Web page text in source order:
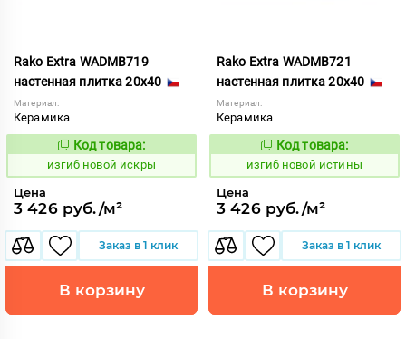
Rako Extra WADMB719
настенная плитка 20x40
Материал:
Керамика
570659
Код товара:
изгиб новой искры
Цена
3 426 руб./м²
Заказ в 1 клик
В корзину
Rako Extra WADMB721
настенная плитка 20x40
Материал:
Керамика
570661
Код товара:
изгиб новой истины
Цена
3 426 руб./м²
Заказ в 1 клик
В корзину